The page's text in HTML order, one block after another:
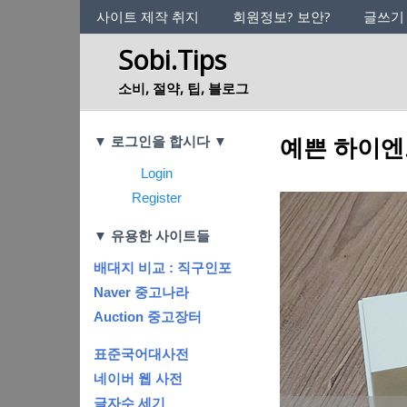
사이트의 정체성
사이트 제작 취지 회원정보? 보안? 글쓰
Sobi.Tips
소비, 절약, 팁, 블로그
Categories
예쁜 하이
▼ 로그인을 합시다 ▼
Login
Register
▼ 유용한 사이트들
배대지 비교 : 직구인포
Naver 중고나라
Auction 중고장터
표준국어대사전
네이버 웹 사전
글자수 세기